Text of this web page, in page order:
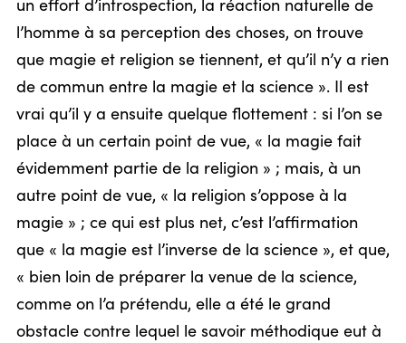
un effort d’introspection, la réaction naturelle de
l’homme à sa perception des choses, on trouve
que magie et religion se tiennent, et qu’il n’y a rien
de commun entre la magie et la science ». Il est
vrai qu’il y a ensuite quelque flottement : si l’on se
place à un certain point de vue, « la magie fait
évidemment partie de la religion » ; mais, à un
autre point de vue, « la religion s’oppose à la
magie » ; ce qui est plus net, c’est l’affirmation
que « la magie est l’inverse de la science », et que,
« bien loin de préparer la venue de la science,
comme on l’a prétendu, elle a été le grand
obstacle contre lequel le savoir méthodique eut à